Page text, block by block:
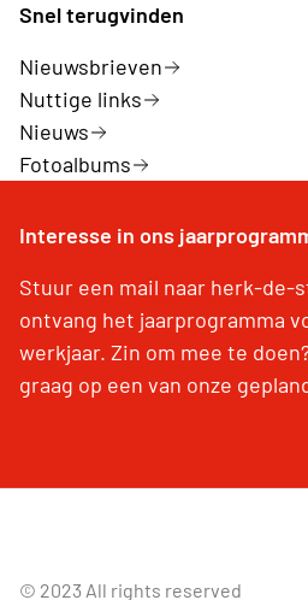
Snel terugvinden
Nieuwsbrieven
Nuttige links
Nieuws
Fotoalbums
Interesse in ons
Stuur een mail naar herk-de-
ontvang het jaarprogramma
werkjaar. Zin om mee te
graag op een van onze
© 2023 All rights reserved